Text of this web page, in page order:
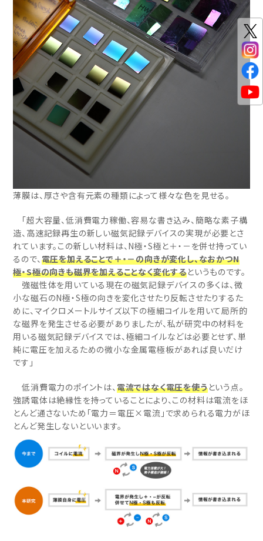
薄膜は、厚さや含有元素の種類によって様々な色を見せる。
「超大容量、低消費電力稼働、容易な書き込み、簡略な素子構
造、高速記録再生の新しい磁気記録デバイスの実現が必要とさ
れています。この新しい材料は、N極・S極と＋・－を併せ持ってい
るので、 電圧を加えることで＋・－の向きが変化し、なおかつN
極・S極の向きも磁界を加えることなく変化するというものです。
強磁性体を用いている現在の磁気記録デバイスの多くは、微
小な磁石のN極・S極の向きを変化させたり反転させたりするた
めに、マイクロメートルサイズ以下の極細コイルを用いて局所的
な磁界を発生させる必要がありましたが、私が研究中の材料を
用いる磁気記録デバイスでは、極細コイルなどは必要とせず、単
純に電圧を加えるための微小な金属電極板があれば良いだけ
です」
低消費電力のポイントは、 電流ではなく電圧を使うという点。
強誘電体は絶縁性を持っていることにより、この材料は電流をほ
とんど通さないため「電力＝電圧×電流」で求められる電力がほ
とんど発生しないといいます。